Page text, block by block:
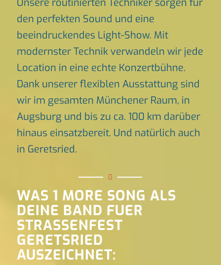
Unsere routinierten Techniker sorgen für
den perfekten Sound und eine
beeindruckendes Light-Show. Mit
modernster Technik verwandeln wir jede
Location in eine echte Konzertbühne.
Dank unserer flexiblen Ausstattung sind
wir im gesamten Münchener Raum, in
Augsburg und bis zu ca. 100 km darüber
hinaus einsatzbereit. Und natürlich auch
in Geretsried.
WAS 1 MORE SONG ALS
DEINE BAND FUER
STRASSENFEST
GERETSRIED
AUSZEICHNET: